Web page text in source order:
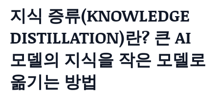
지식 증류(KNOWLEDGE
DISTILLATION)란? 큰 AI
모델의 지식을 작은 모델로
옮기는 방법